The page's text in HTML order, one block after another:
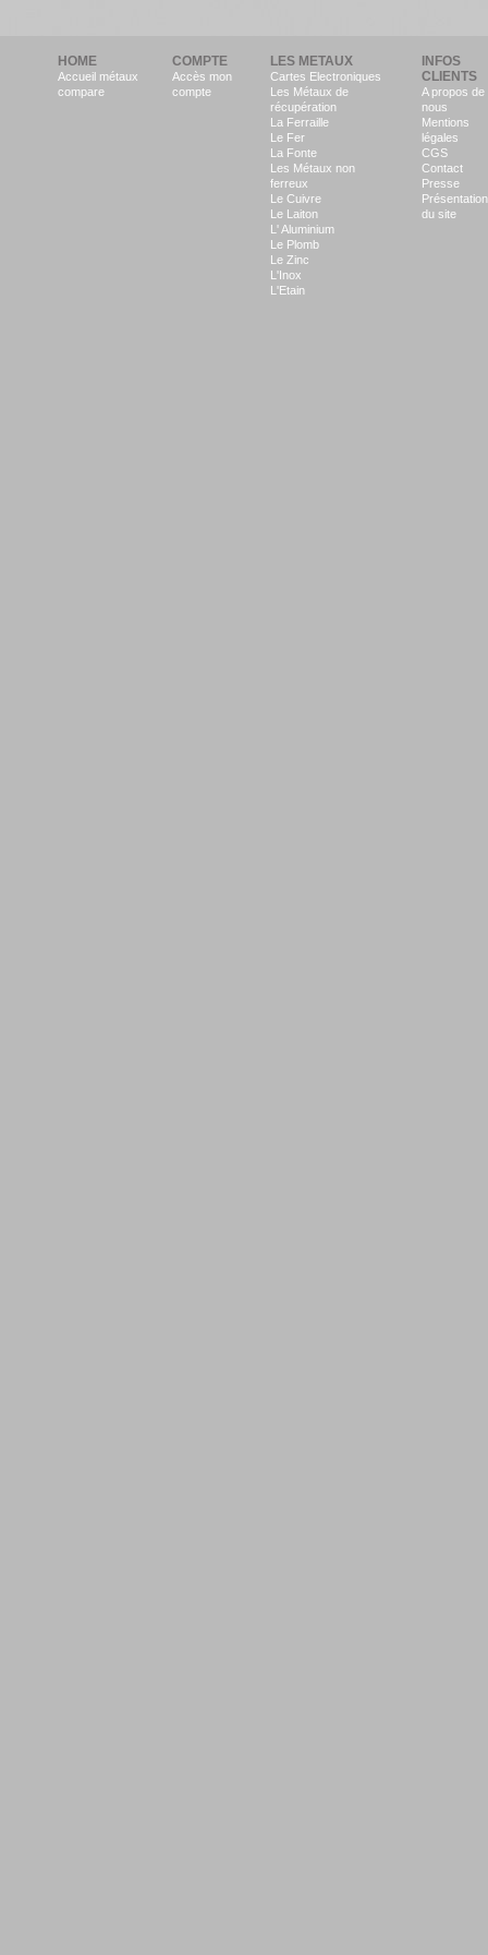
HOME
Accueil métaux
compare
COMPTE
Accès mon
compte
LES METAUX
Cartes Electroniques
Les Métaux de
récupération
La Ferraille
Le Fer
La Fonte
Les Métaux non
ferreux
Le Cuivre
Le Laiton
L' Aluminium
Le Plomb
Le Zinc
L'Inox
L'Etain
INFOS
CLIENTS
A propos de
nous
Mentions
légales
CGS
Contact
Presse
Présentation
du site